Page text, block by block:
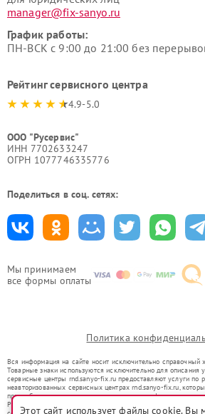
Мы принимаем
все формы оплаты
manager@fix-sanyo.ru
График работы:
ПН-ВСК с 9:00 до 21:00 без
Рейтинг сервисного центра
4.9-5.0
ООО "Русервис"
ИНН 7702633247
ОГРН 1077746335776
Поделиться в соц. сетях:
Политика
Вся информация на сайте носит исключительно справочный
Товарные знаки используются исключительно для описания
сервисные центры rnd.sanyo-fix.ru предоставляют услуги по
неавторизованных сервисных центрах rnd.sanyo-fix.ru,
правообладателями товарных знаков или их официальными
Ремонт осуществляется для устройств, уже введенных в
Этот сайт использует файлы cookie. Вы